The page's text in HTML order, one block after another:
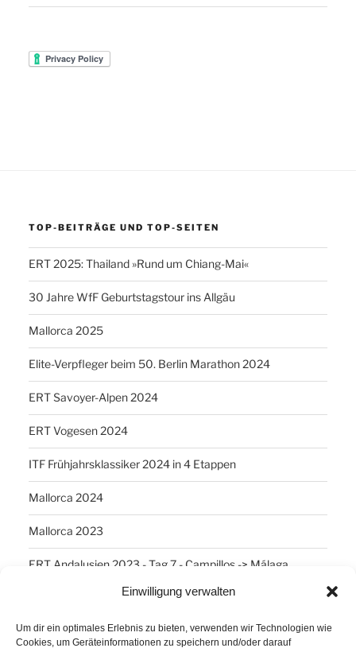
Einwilligung verwalten
Um dir ein optimales Erlebnis zu bieten, verwenden wir Technologien wie
Cookies, um Geräteinformationen zu speichern und/oder darauf
TOP-BEITRÄGE UND TOP-SEITEN
ERT 2025: Thailand »Rund um Chiang-Mai«
30 Jahre WfF Geburtstagstour ins Allgäu
Mallorca 2025
Elite-Verpfleger beim 50. Berlin Marathon 2024
ERT Savoyer-Alpen 2024
ERT Vogesen 2024
ITF Frühjahrsklassiker 2024 in 4 Etappen
Mallorca 2024
Mallorca 2023
ERT Andalusien 2023 - Tag 7 - Campillos -> Málaga